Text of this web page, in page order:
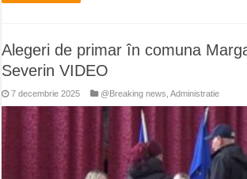
Alegeri de primar în comuna
Severin VIDEO
7 decembrie 2025 @Breaking news ,Administratie